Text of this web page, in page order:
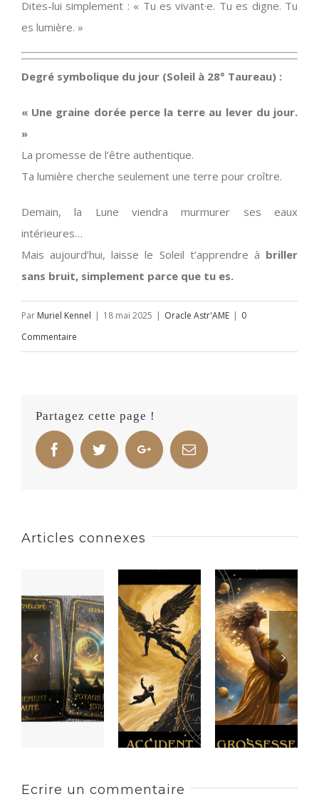
Dites-lui simplement : « Tu es vivant·e. Tu es digne. Tu
es lumière. »
Degré symbolique du jour (Soleil à 28° Taureau) :
« Une graine dorée perce la terre au lever du jour.
»
La promesse de l’être authentique.
Ta lumière cherche seulement une terre pour croître.
Demain, la Lune viendra murmurer ses eaux
intérieures…
Mais aujourd’hui, laisse le Soleil t’apprendre à briller
sans bruit, simplement parce que tu es.
Par Muriel Kennel | 18 mai 2025 | Oracle Astr'AME | 0
Commentaire
Partagez cette page !
Articles connexes
Ecrire un commentaire